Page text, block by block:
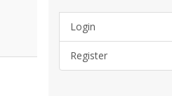
Login
Register